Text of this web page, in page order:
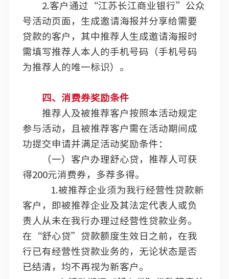
2.客户通过“江苏长江商业银行”公众
号活动页面，生成邀请海报并分享给需要
贷款的客户，其中推荐人生成邀请海报时
需填写推荐人本人的手机号码（手机号码
为推荐人的唯一标识）。
四、消费券奖励条件
推荐人及被推荐客户按照本活动规定
参与活动，且被推荐客户需在活动期间成
功提交申请并满足活动奖励条件：
（一）客户办理舒心贷，推荐人可获
得200元消费券，多荐多得。
1.被推荐企业须为我行经营性贷款新
客户，即被推荐企业及其法定代表人或负
责人从未在我行办理过经营性贷款业务。
在“舒心贷”贷款额度生效日之前，在我
行已有经营性贷款业务的，无论状态是否
已结清，均不再视为新客户。